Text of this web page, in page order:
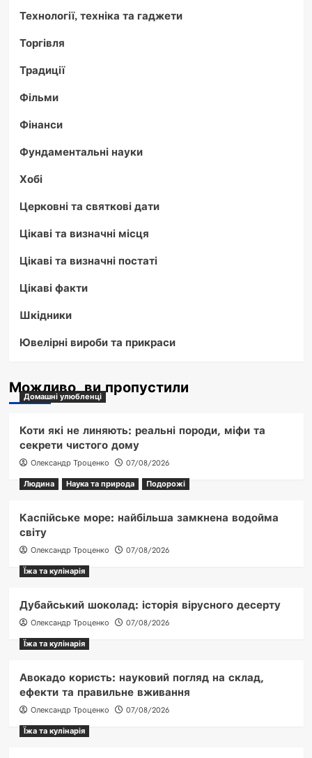
Технології, техніка та гаджети
Торгівля
Традиції
Фільми
Фінанси
Фундаментальні науки
Хобі
Церковні та святкові дати
Цікаві та визначні місця
Цікаві та визначні постаті
Цікаві факти
Шкідники
Ювелірні вироби та прикраси
Можливо, ви пропустили
Домашні улюбленці
Коти які не линяють: реальні породи, міфи та
секрети чистого дому
Олександр Троценко
07/08/2026
Людина
Наука та природа Подорожі
Каспійське море: найбільша замкнена водойма
світу
Олександр Троценко
07/08/2026
Їжа та кулінарія
Дубайський шоколад: історія вірусного десерту
Олександр Троценко
07/08/2026
Їжа та кулінарія
Авокадо користь: науковий погляд на склад,
ефекти та правильне вживання
Олександр Троценко
07/08/2026
Їжа та кулінарія